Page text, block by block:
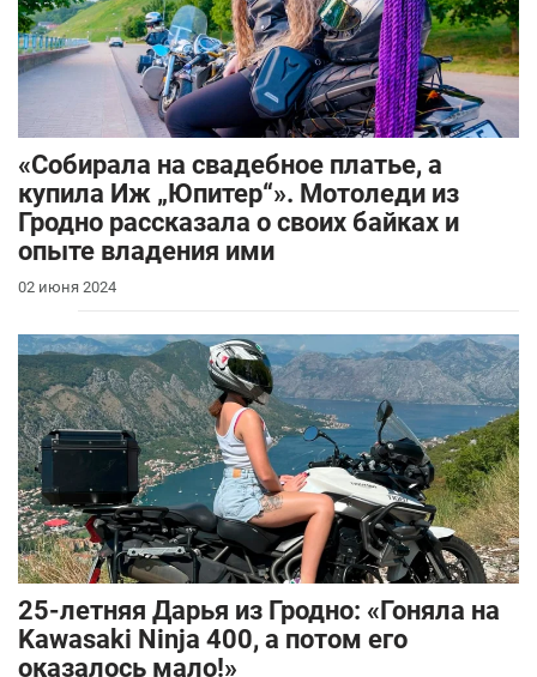
«Собирала на свадебное платье, а
купила Иж „Юпитер“». Мотоледи из
Гродно рассказала о своих байках и
опыте владения ими
02 июня 2024
25-летняя Дарья из Гродно: «Гоняла на
Kawasaki Ninja 400, а потом его
оказалось мало!»